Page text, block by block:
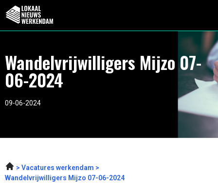
Wandelvrijwilligers Mijzo 07-
06-2024
09-06-2024
Vacatures werkendam
Wandelvrijwilligers Mijzo 07-06-2024